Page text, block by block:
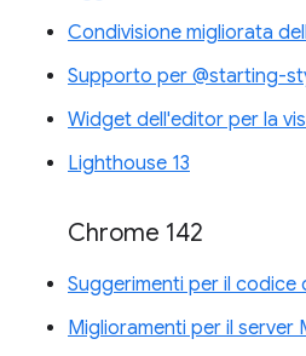
Condivisione migliorata
Supporto per @starting-
Widget dell'editor per la
Lighthouse 13
Chrome 142
Suggerimenti per il codice
Miglioramenti per il server